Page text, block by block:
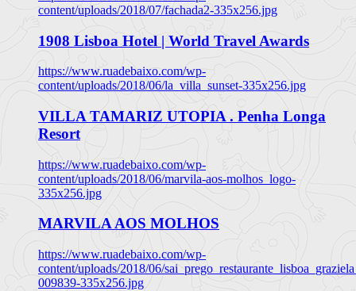
content/uploads/2018/07/fachada2-335x256.jpg
1908 Lisboa Hotel | World Travel Awards
https://www.ruadebaixo.com/wp-
content/uploads/2018/06/la_villa_sunset-335x256.jpg
VILLA TAMARIZ UTOPIA . Penha Longa
Resort
https://www.ruadebaixo.com/wp-
content/uploads/2018/06/marvila-aos-molhos_logo-
335x256.jpg
MARVILA AOS MOLHOS
https://www.ruadebaixo.com/wp-
content/uploads/2018/06/
009839-335x256.jpg